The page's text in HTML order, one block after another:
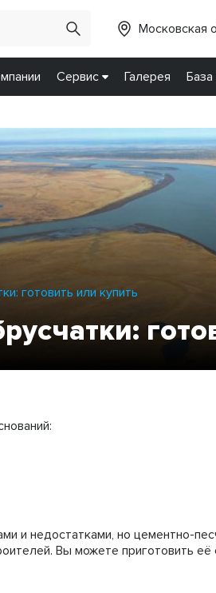
Московская
Сервис Галерея База
готовить или купить
и недостатками, но цементно-
Вы можете приготовить её